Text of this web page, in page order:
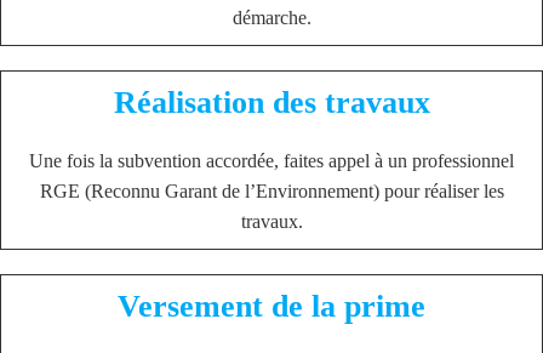
démarche.
Réalisation des travaux
Une fois la subvention accordée, faites appel à un professionnel
RGE (Reconnu Garant de l’Environnement) pour réaliser les
travaux.
Versement de la prime